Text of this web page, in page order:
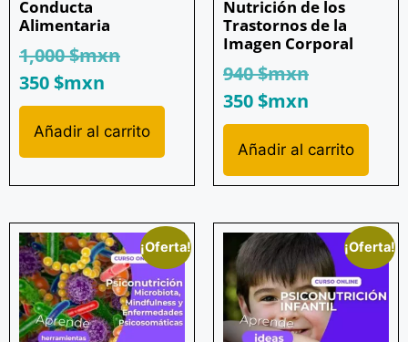
Conducta
Alimentaria
1,000$mxn
350$mxn
Añadir al carrito
Nutrición de los
Trastornos de la
Imagen Corporal
940$mxn
350$mxn
Añadir al carrito
¡Oferta! ¡Oferta!